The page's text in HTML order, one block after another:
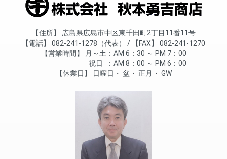
住所
広島県広島市中区東千田町2丁目11番11号
電話
082-241-1278（代表） FAX
082-241-1270
営業時間
月～土
AM 6：30 ～ PM 7：00
祝日
AM 8：00 ～ PM 6：00
休業日
日曜日 盆 正月 GW